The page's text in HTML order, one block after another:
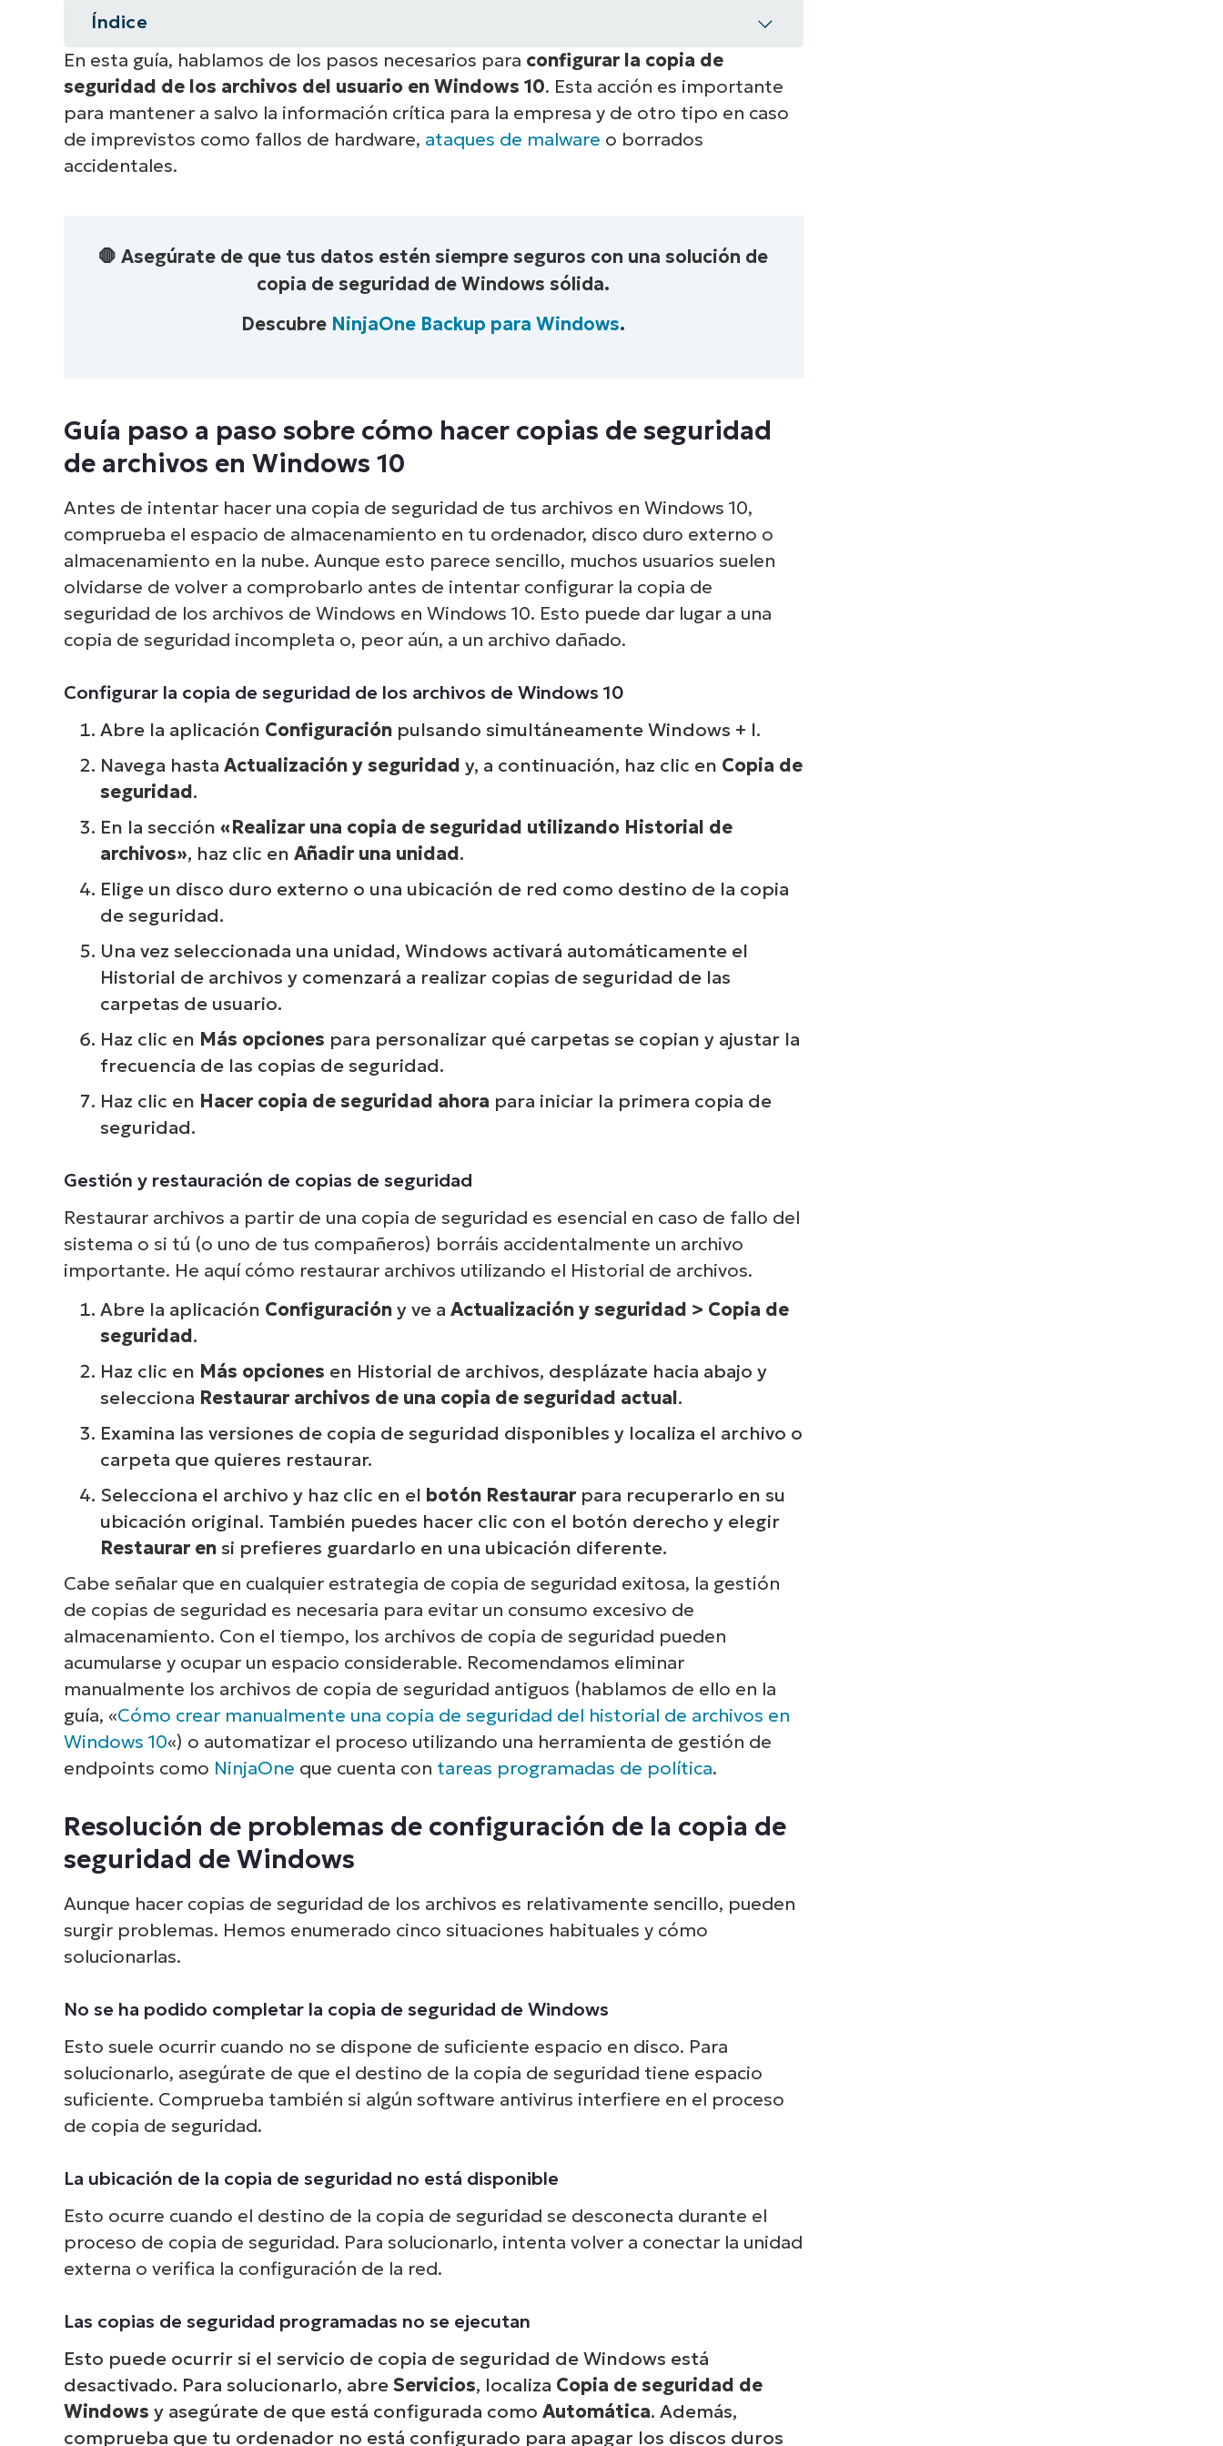
Índice
Resumen instantáneo
Guía paso a paso sobre cómo hacer copias de seguridad de archivos en
Windows 10
Prácticas recomendadas para realizar copias de seguridad eficaces
Por qué es importante aprender a configurar el historial de archivos de
usuario en Windows Backup
En esta guía, hablamos de los pasos necesarios para configurar la copia de
seguridad de los archivos del usuario en Windows 10. Esta acción es importante
para mantener a salvo la información crítica para la empresa y de otro tipo en caso
de imprevistos como fallos de hardware, ataques de malware o borrados
accidentales.
🛑 Asegúrate de que tus datos estén siempre seguros con una solución de
copia de seguridad de Windows sólida.
Descubre NinjaOne Backup para Windows.
Guía paso a paso sobre cómo hacer copias de seguridad
de archivos en Windows 10
Antes de intentar hacer una copia de seguridad de tus archivos en Windows 10,
comprueba el espacio de almacenamiento en tu ordenador, disco duro externo o
almacenamiento en la nube. Aunque esto parece sencillo, muchos usuarios suelen
olvidarse de volver a comprobarlo antes de intentar configurar la copia de
seguridad de los archivos de Windows en Windows 10. Esto puede dar lugar a una
copia de seguridad incompleta o, peor aún, a un archivo dañado.
Configurar la copia de seguridad de los archivos de Windows 10
Abre la aplicación Configuraciónpulsando simultáneamente Windows + I.
Navega hasta Actualización y seguridad y, a continuación, haz clic en Copia de
seguridad.
En la sección «Realizar una copia de seguridad utilizando Historial de
archivos», haz clic en Añadir una unidad.
Elige un disco duro externo o una ubicación de red como destino de la copia
de seguridad.
Una vez seleccionada una unidad, Windows activará automáticamente el
Historial de archivos y comenzará a realizar copias de seguridad de las
carpetas de usuario.
Haz clic en Más opciones para personalizar qué carpetas se copian y ajustar la
frecuencia de las copias de seguridad.
Haz clic en Hacer copia de seguridad ahora para iniciar la primera copia de
seguridad.
Gestión y restauración de copias de seguridad
Restaurar archivos a partir de una copia de seguridad es esencial en caso de fallo del
sistema o si tú (o uno de tus compañeros) borráis accidentalmente un archivo
importante. He aquí cómo restaurar archivos utilizando el Historial de archivos.
Abre la aplicación Configuracióny ve a Actualización y seguridad > Copia de
seguridad.
Haz clic en Más opciones en Historial de archivos, desplázate hacia abajo y
selecciona Restaurar archivos de una copia de seguridad actual.
Examina las versiones de copia de seguridad disponibles y localiza el archivo o
carpeta que quieres restaurar.
Selecciona el archivo y haz clic en el botón Restaurarpara recuperarlo en su
ubicación original. También puedes hacer clic con el botón derecho y elegir
Restaurar ensi prefieres guardarlo en una ubicación diferente.
Cabe señalar que en cualquier estrategia de copia de seguridad exitosa, la gestión
de copias de seguridad es necesaria para evitar un consumo excesivo de
almacenamiento. Con el tiempo, los archivos de copia de seguridad pueden
acumularse y ocupar un espacio considerable. Recomendamos eliminar
manualmente los archivos de copia de seguridad antiguos (hablamos de ello en la
guía, «Cómo crear manualmente una copia de seguridad del historial de archivos en
Windows 10«) o automatizar el proceso utilizando una herramienta de gestión de
endpoints como NinjaOne que cuenta con tareas programadas de política.
Resolución de problemas de configuración de la copia de
seguridad de Windows
Aunque hacer copias de seguridad de los archivos es relativamente sencillo, pueden
surgir problemas. Hemos enumerado cinco situaciones habituales y cómo
solucionarlas.
No se ha podido completar la copia de seguridad de Windows
Esto suele ocurrir cuando no se dispone de suficiente espacio en disco. Para
solucionarlo, asegúrate de que el destino de la copia de seguridad tiene espacio
suficiente. Comprueba también si algún software antivirus interfiere en el proceso
de copia de seguridad.
La ubicación de la copia de seguridad no está disponible
Esto ocurre cuando el destino de la copia de seguridad se desconecta durante el
proceso de copia de seguridad. Para solucionarlo, intenta volver a conectar la unidad
externa o verifica la configuración de la red.
Las copias de seguridad programadas no se ejecutan
Esto puede ocurrir si el servicio de copia de seguridad de Windows está
desactivado. Para solucionarlo, abre Servicios, localiza Copia de seguridad de
Windows y asegúrate de que está configurada como Automática. Además,
comprueba que tu ordenador no está configurado para apagar los discos duros
Descubre NinjaOne en
acción
NinjaOne simplifica tareas de TI como la gestión de
endpoints, el parcheo, el MDM, la gestión de tickets y
mucho más.